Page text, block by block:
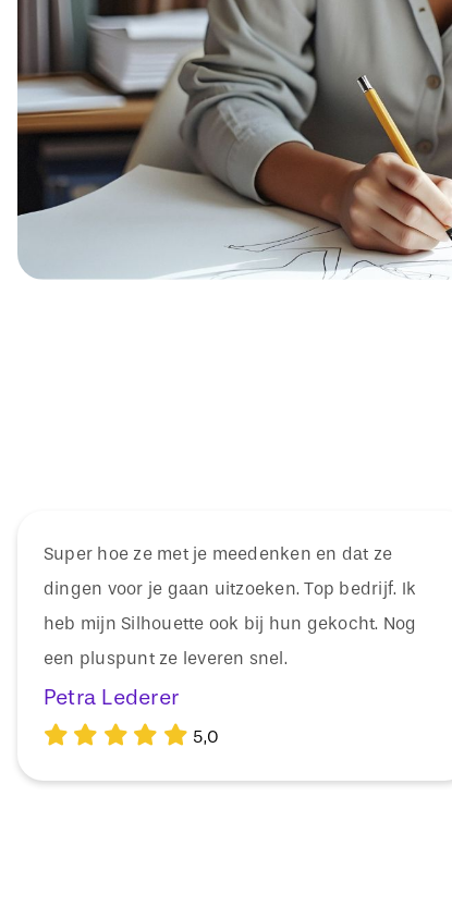
Super hoe ze met je meedenken en dat ze
dingen voor je gaan uitzoeken. Top bedrijf. Ik
heb mijn Silhouette ook bij hun gekocht. Nog
een pluspunt ze leveren snel.
Petra Lederer
5,0